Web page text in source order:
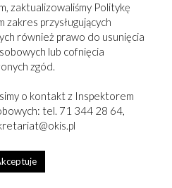
zaktualizowaliśmy Politykę
zakres przysługujących
również prawo do usunięcia
lub cofnięcia
zgód.
o kontakt z Inspektorem
tel. 71 344 28 64,